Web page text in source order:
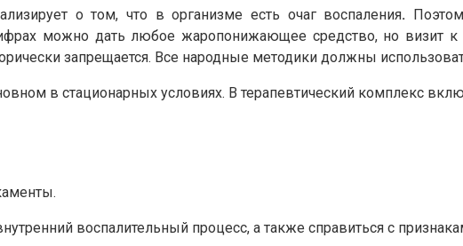
о том, что в организме есть очаг воспаления.
можно дать любое жаропонижающее средство, но визит к
запрещается. Все народные методики должны
в стационарных условиях. В терапевтический комплекс
воспалительный процесс, а также справиться с